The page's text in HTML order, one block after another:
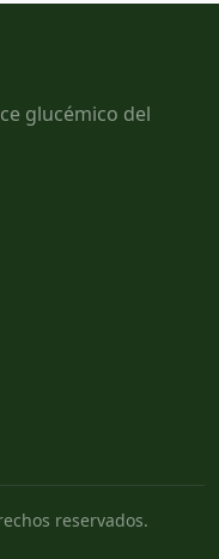
glucémico del
reservados.